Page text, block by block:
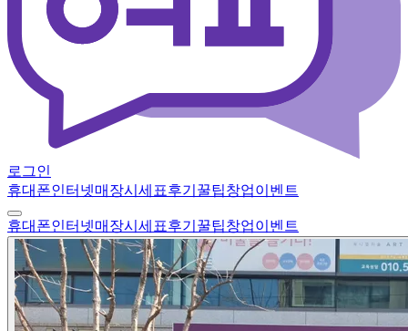
로그인
휴대폰인터넷매장시세표후기 꿀팁창업이벤트
휴대폰인터넷매장시세표후기 꿀팁창업이벤트